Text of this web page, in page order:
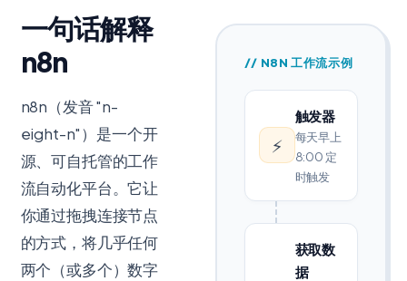
一句话解释
n8n
n8n（发音 "n-
eight-n"）是一个开
源、可自托管的工作
流自动化平台。它让
你通过拖拽连接节点
的方式，将几乎任何
两个（或多个）数字
// N8N 工作流示例
⚡
触发器
每天早上
8:00 定
时触发
获取数
据